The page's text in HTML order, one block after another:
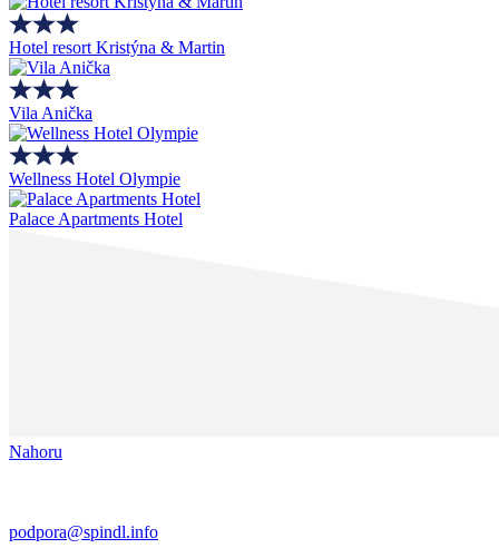
Hotel resort Kristýna & Martin
Vila Anička
Wellness Hotel Olympie
Palace Apartments Hotel
Nahoru
podpora@spindl.info